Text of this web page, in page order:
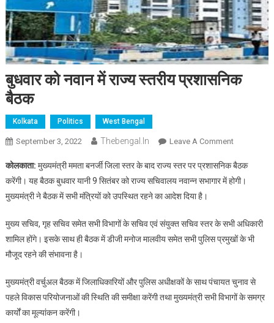
बुधवार को नवान में राज्य स्तरीय प्रशासनिक
बैठक
Kolkata Politics West Bengal
September 3, 2022 Thebengal.in Leave A CommentOn
को
नवान
स्तरीय
प्रशासनिक
कोलकाता: मुख्यमंत्री ममता बनर्जी जिला स्तर के बाद राज्य स्तर पर प्रशासनिक बैठक
करेंगी। यह बैठक बुधवार यानी 9 सितंबर को राज्य सचिवालय नवान्न सभागार में होगी।
मुख्यमंत्री ने बैठक में सभी मंत्रियों को उपस्थित रहने का आदेश दिया है।
मुख्य सचिव, गृह सचिव समेत सभी विभागों के सचिव एवं संयुक्त सचिव स्तर के सभी अधिकारी
शामिल होंगे। इसके साथ ही बैठक में डीजी मनोज मालवीय समेत सभी पुलिस प्रमुखों के भी
मौजूद रहने की संभावना है।
मुख्यमंत्री वर्चुअल बैठक में जिलाधिकारियों और पुलिस अधीक्षकों के साथ पंचायत चुनाव से
पहले विकास परियोजनाओं की स्थिति की समीक्षा करेंगी तथा मुख्यमंत्री सभी विभागों के समग्र
कार्यों का मूल्यांकन करेंगी।